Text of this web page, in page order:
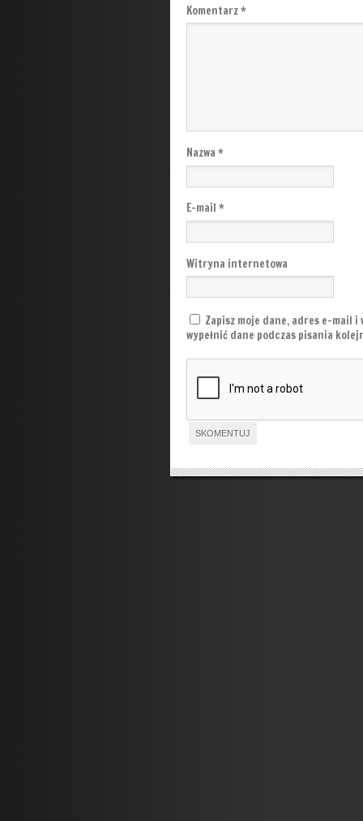
Komentarz*
Nazwa *
E-mail *
Witryna internetowa
Zapisz moje dane, adres e-mail
wypełnić dane podczas pisania